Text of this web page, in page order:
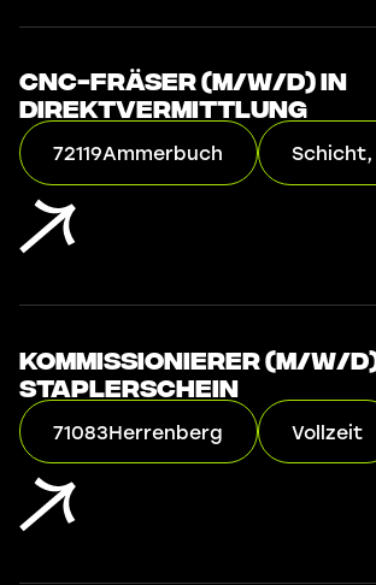
CNC-Fräser (m/w/d) in
Direktvermittlung
72119Ammerbuch
Kommissionierer (m/w/
Staplerschein
71083Herrenberg Vollzeit